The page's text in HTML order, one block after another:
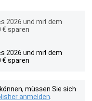
2026 und mit dem
€ sparen
2026 und mit dem
€ sparen
müssen Sie sich
anmelden